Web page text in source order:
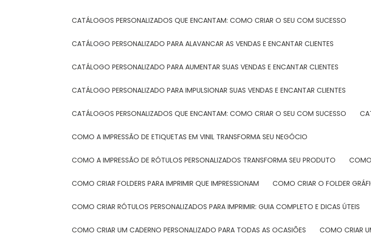
CATÁLOGOS PERSONALIZADOS QUE ENCANTAM: COMO CRIAR O SEU COM SUCESSO
CATÁLOGO PERSONALIZADO PARA ALAVANCAR AS VENDAS E ENCANTAR CLIENTES
CATÁLOGO PERSONALIZADO PARA AUMENTAR SUAS VENDAS E ENCANTAR CLIENTES
CATÁLOGO PERSONALIZADO PARA IMPULSIONAR SUAS VENDAS E ENCANTAR CLIENTES
CATÁLOGOS PERSONALIZADOS QUE ENCANTAM: COMO CRIAR O SEU COM SUCESSO
COMO A IMPRESSÃO DE ETIQUETAS EM VINIL TRANSFORMA SEU NEGÓCIO
COMO A IMPRESSÃO DE RÓTULOS PERSONALIZADOS TRANSFORMA SEU PRODUTO
COMO CRIAR FOLDERS PARA IMPRIMIR QUE IMPRESSIONAM COMO CRIAR O FOLDER
COMO CRIAR RÓTULOS PERSONALIZADOS PARA IMPRIMIR: GUIA COMPLETO E DICAS ÚTEIS
COMO CRIAR UM CADERNO PERSONALIZADO PARA TODAS AS OCASIÕES COMO CRIAR